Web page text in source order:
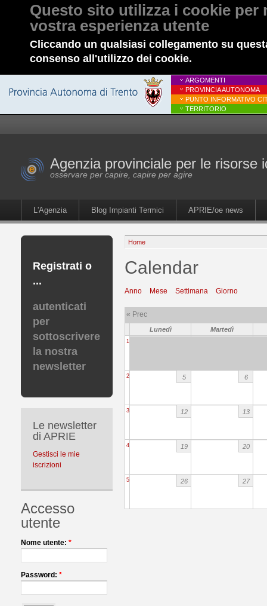
Questo sito utilizza i cookie per
vostra esperienza utente
Cliccando un qualsiasi collegamento su
consenso all'utilizzo dei cookie.
ARGOMENTI
PROVINCIA AUTONOMA
PUNTO INFORMATIVO
TERRITORIO
Agenzia provinciale per le risorse
osservare per capire, capire per agire
L'Agenzia Blog Impianti Termici APRIE/oe news
Registrati o
...
autenticati
per
sottoscrivere
la nostra
newsletter
Le newsletter
di APRIE
Gestisci le mie
iscrizioni
Accesso
utente
Nome utente: *
Password: *
Home
Calendar
Anno Mese Settimana Giorno
« Prec
Lunedì Martedì
1
2 5 6
3 12 13
4 19 20
5 26 27